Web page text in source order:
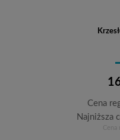
Cena
Najniższa